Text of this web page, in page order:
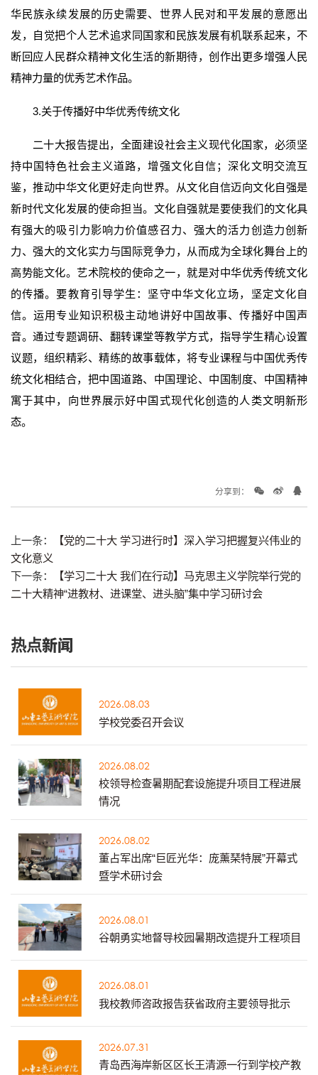
华民族永续发展的历史需要、世界人民对和平发展的意愿出
发，自觉把个人艺术追求同国家和民族发展有机联系起来，不
断回应人民群众精神文化生活的新期待，创作出更多增强人民
精神力量的优秀艺术作品。
3.关于传播好中华优秀传统文化
二十大报告提出，全面建设社会主义现代化国家，必须坚
持中国特色社会主义道路，增强文化自信；深化文明交流互
鉴，推动中华文化更好走向世界。从文化自信迈向文化自强是
新时代文化发展的使命担当。文化自强就是要使我们的文化具
有强大的吸引力影响力价值感召力、强大的活力创造力创新
力、强大的文化实力与国际竞争力，从而成为全球化舞台上的
高势能文化。艺术院校的使命之一，就是对中华优秀传统文化
的传播。要教育引导学生：坚守中华文化立场，坚定文化自
信。运用专业知识积极主动地讲好中国故事、传播好中国声
音。通过专题调研、翻转课堂等教学方式，指导学生精心设置
议题，组织精彩、精练的故事载体，将专业课程与中国优秀传
统文化相结合，把中国道路、中国理论、中国制度、中国精神
寓于其中，向世界展示好中国式现代化创造的人类文明新形
态。
分享到：
上一条：
【党的二十大 学习进行时】深入学习把握复兴伟业的
文化意义
下一条：
【学习二十大 我们在行动】马克思主义学院举行党的
二十大精神“进教材、进课堂、进头脑”集中学习研讨会
热点新闻
2026.08.03
学校党委召开会议
2026.08.02
校领导检查暑期配套设施提升项目工程进展
情况
2026.08.02
董占军出席“巨匠光华：庞薰琹特展”开幕式
暨学术研讨会
2026.08.01
谷朝勇实地督导校园暑期改造提升工程项目
2026.08.01
我校教师咨政报告获省政府主要领导批示
2026.07.31
青岛西海岸新区区长王清源一行到学校产教